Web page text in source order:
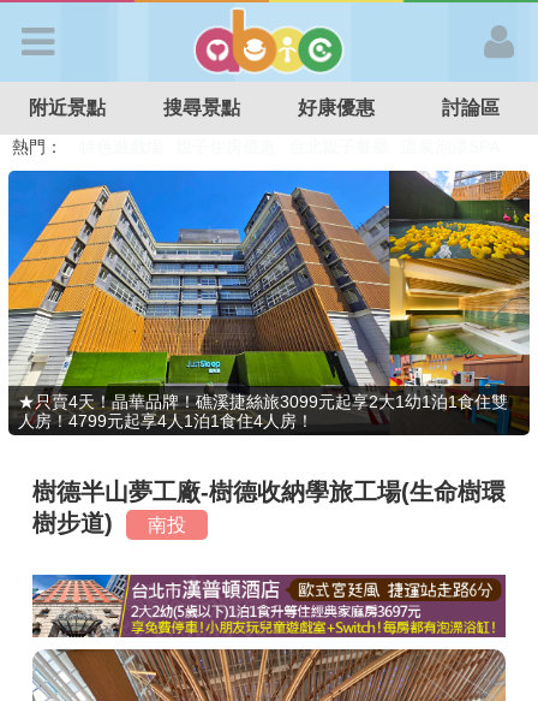
APP登入
首 頁
搜尋景點
好康優惠
最新消息
最新留言
商家合作
推薦景點
附近景點 搜尋景點 好康優惠 討論區
熱門：
特色遊戲場
親子住房優惠 台北親子餐廳 溫泉泡湯SPA
★只賣4天！晶華品牌！礁溪捷絲旅3099元起享2大1幼1泊1食住雙
人房！4799元起享4人1泊1食住4人房！
樹德半山夢工廠-樹德收納學旅工場(生命樹環
樹步道)
南投